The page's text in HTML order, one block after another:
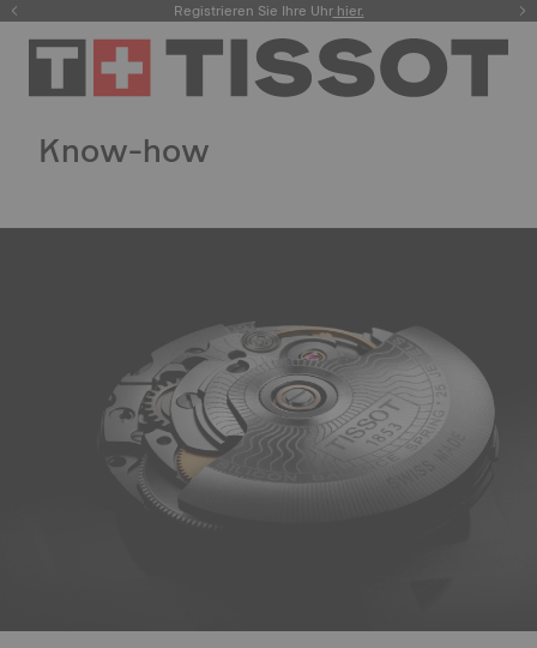
Registrieren Sie Ihre Uhrhier.
Know-how